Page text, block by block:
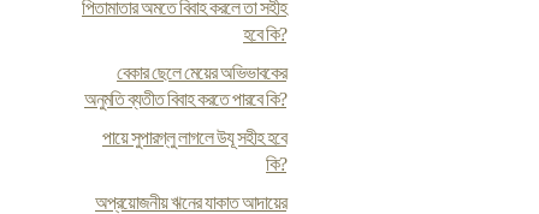
পিতামাতার অমতে বিবাহ করলে তা সহীহ
হবে কি?
বেকার ছেলে মেয়ের অভিভাবকের
অনুমতি ব্যতীত বিবাহ করতে পারবে কি?
পায়ে সুপারগ্লু লাগলে উযূ সহীহ হবে
কি?
অপ্রয়োজনীয় ঋনের যাকাত আদায়ের